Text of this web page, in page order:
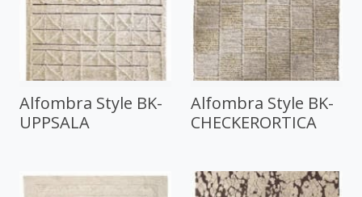
Alfombra Style BK-
UPPSALA
Alfombra Style BK-
CHECKERORTICA